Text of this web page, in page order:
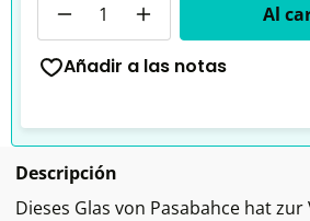
Al
Añadir a las notas
Descripción
Dieses Glas von Pasabahce hat